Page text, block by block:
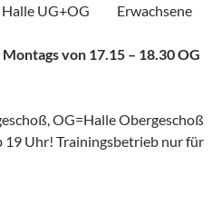
/ Halle UG+OG Erwachsene
von 17.15 – 18.30 OG
OG=Halle Obergeschoß
19 Uhr! Trainingsbetrieb nur für